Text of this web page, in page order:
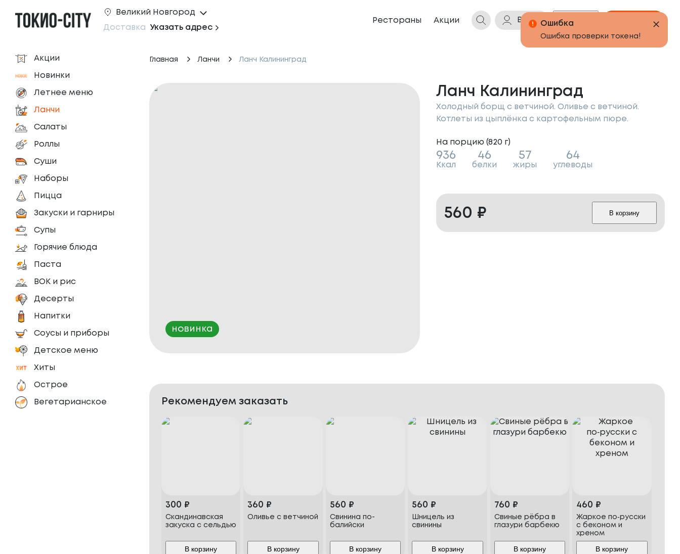
Великий Новгород
Доставка Указать адрес
Рестораны Акции Войти Бонусы Корзина
Акции
Новинки
Летнее меню
Ланчи
Салаты
Роллы
Суши
Наборы
Пицца
Закуски и гарниры
Супы
Горячие блюда
Паста
ВОК и рис
Десерты
Напитки
Соусы и приборы
Детское меню
Хиты
Острое
Вегетарианское
Главная Ланчи Ланч Калининград
новинка
Ланч Калининград
Холодный борщ с ветчиной. Оливье с ветчиной.
Котлеты из цыплёнка с картофельным пюре.
На порцию (820 г)
936
Ккал
46
белки
57
жиры
64
углеводы
560 ₽ В корзину
Рекомендуем заказать
300 ₽
Скандинавская
закуска с сельдью
В корзину
360 ₽
Оливье с ветчиной
В корзину
560 ₽
Свинина по-
балийски
В корзину
560 ₽
Шницель из
свинины
В корзину
760 ₽
Свиные рёбра в
глазури барбекю
В корзину
460 ₽
Жаркое по‑русски
с беконом и
хреном
В корзину